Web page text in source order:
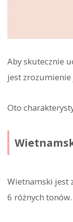
Aby skutecznie
jest zrozumienie
Oto
Wietnamski jest
6 różnych tonów.